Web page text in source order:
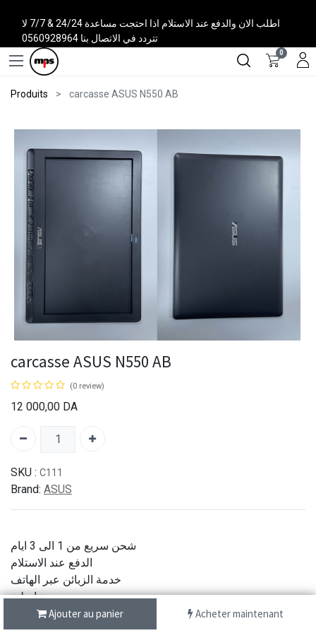
اطلب الان والدفع عند الاستلام اذا احتجت مساعدة 24/24 & 7/7 لا
تتردد في الاتصال بنا 0560928964
0
Produits carcasse ASUS N550 AB
Ajouter au panier Acheter maintenant
carcasse ASUS N550 AB
(0 review)
12 000,00 DA
SKU : C111
Brand: ASUS
شحن سريع من 1 الى 3 ايام
الدفع عند الاستلام
خدمة الزبائن عبر الهاتف
جودة اصلية
Partager :